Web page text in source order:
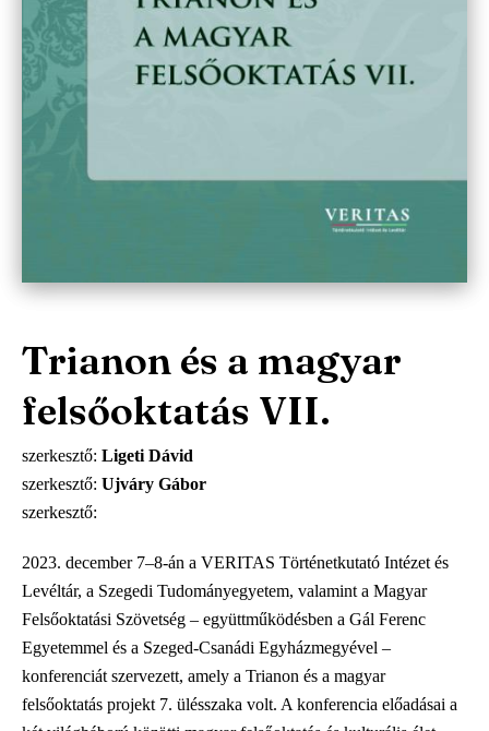
Trianon és a magyar
felsőoktatás VII.
szerkesztő Ligeti Dávid
szerkesztő Ujváry Gábor
szerkesztő
2023. december 7–8-án a VERITAS Történetkutató Intézet és
Levéltár, a Szegedi Tudományegyetem, valamint a Magyar
Felsőoktatási Szövetség – együttműködésben a Gál Ferenc
Egyetemmel és a Szeged-Csanádi Egyházmegyével –
konferenciát szervezett, amely a Trianon és a magyar
felsőoktatás projekt 7. ülésszaka volt. A konferencia előadásai a